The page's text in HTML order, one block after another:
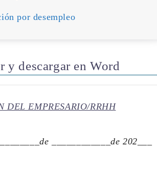
por desempleo
y descargar en Word
DEL EMPRESARIO/RRHH
____________de 202___